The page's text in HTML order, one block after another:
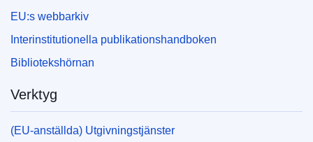
EU:s webbarkiv
Interinstitutionella publikationshandboken
Bibliotekshörnan
Verktyg
(EU-anställda) Utgivningstjänster